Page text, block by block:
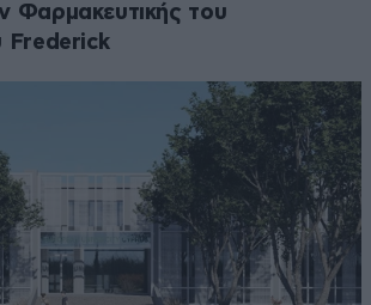
Φαρμακευτικής του
Frederick